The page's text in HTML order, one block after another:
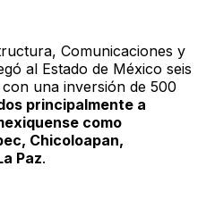
Comunicaciones y
al Estado de México seis
una inversión de 500
principalmente a
como
Chicoloapan,
Paz.